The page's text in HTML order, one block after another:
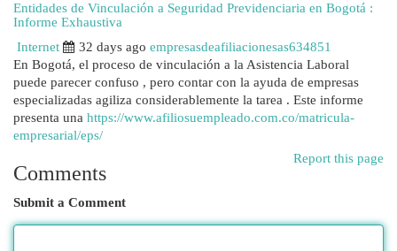
Entidades de Vinculación a Seguridad Previdenciaria en Bogotá :
Informe Exhaustiva
Internet
32 days ago empresasdeafiliacionesas634851
En Bogotá, el proceso de vinculación a la Asistencia Laboral
puede parecer confuso , pero contar con la ayuda de empresas
especializadas agiliza considerablemente la tarea . Este informe
presenta una https://www.afiliosuempleado.com.co/matricula-
empresarial/eps/
Report this page
Comments
Submit a Comment